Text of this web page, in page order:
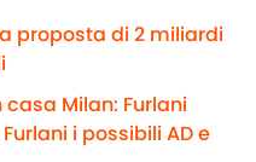
proposta di 2 miliardi
casa Milan: Furlani
i possibili AD e